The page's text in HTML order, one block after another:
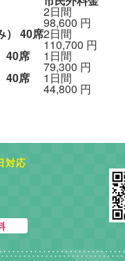
2日間
98,600 円
40席2日間
110,700 円
40席 1日間
79,300 円
40席 1日間
44,800 円
対応